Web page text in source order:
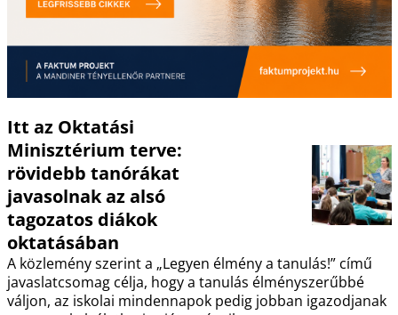
Itt az Oktatási
Minisztérium terve:
rövidebb tanórákat
javasolnak az alsó
tagozatos diákok
oktatásában
A közlemény szerint a „Legyen élmény a tanulás!” című
javaslatcsomag célja, hogy a tanulás élményszerűbbé
váljon, az iskolai mindennapok pedig jobban igazodjanak